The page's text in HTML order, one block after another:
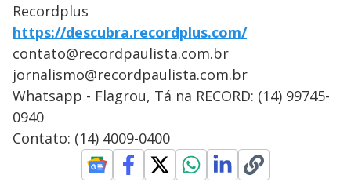
Recordplus
https://descubra.recordplus.com/
contato@recordpaulista.com.br
jornalismo@recordpaulista.com.br
Whatsapp - Flagrou, Tá na RECORD: (14) 99745-
0940
Contato: (14) 4009-0400